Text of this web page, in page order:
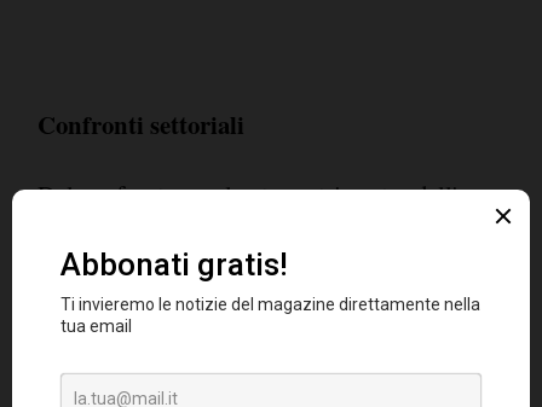
Confronti settoriali
Dal confronto con lo stesso trimestre dell'anno
precedente, su 10 settori industriali oggetto
della ricerca si prevede che il numero degli
occupati calerà in sei, aumenterà in due e
rimarrà invariato negli altri.
registra la situazione più critica continua